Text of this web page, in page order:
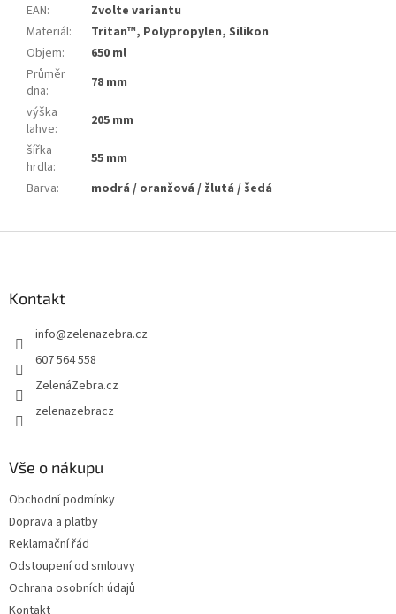
EAN:
Zvolte variantu
Materiál:
Tritan™, Polypropylen, Silikon
Objem:
650 ml
Průměr
dna:
78 mm
výška
lahve:
205 mm
šířka
hrdla:
55 mm
Barva: modrá / oranžová / žlutá / šedá
Kontakt
info@zelenazebra.cz
607 564 558
ZelenáZebra.cz
zelenazebracz
Vše o nákupu
Obchodní podmínky
Doprava a platby
Reklamační řád
Odstoupení od smlouvy
Ochrana osobních údajů